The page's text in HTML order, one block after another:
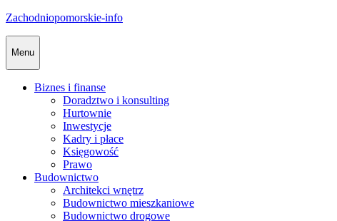
Skip
Zachodniopomorskie-info
Menu
Biznes i finanse
Doradztwo i konsulting
Hurtownie
Inwestycje
Kadry i płace
Księgowość
Prawo
Budownictwo
Architekci wnętrz
Budownictwo mieszkaniowe
Budownictwo drogowe